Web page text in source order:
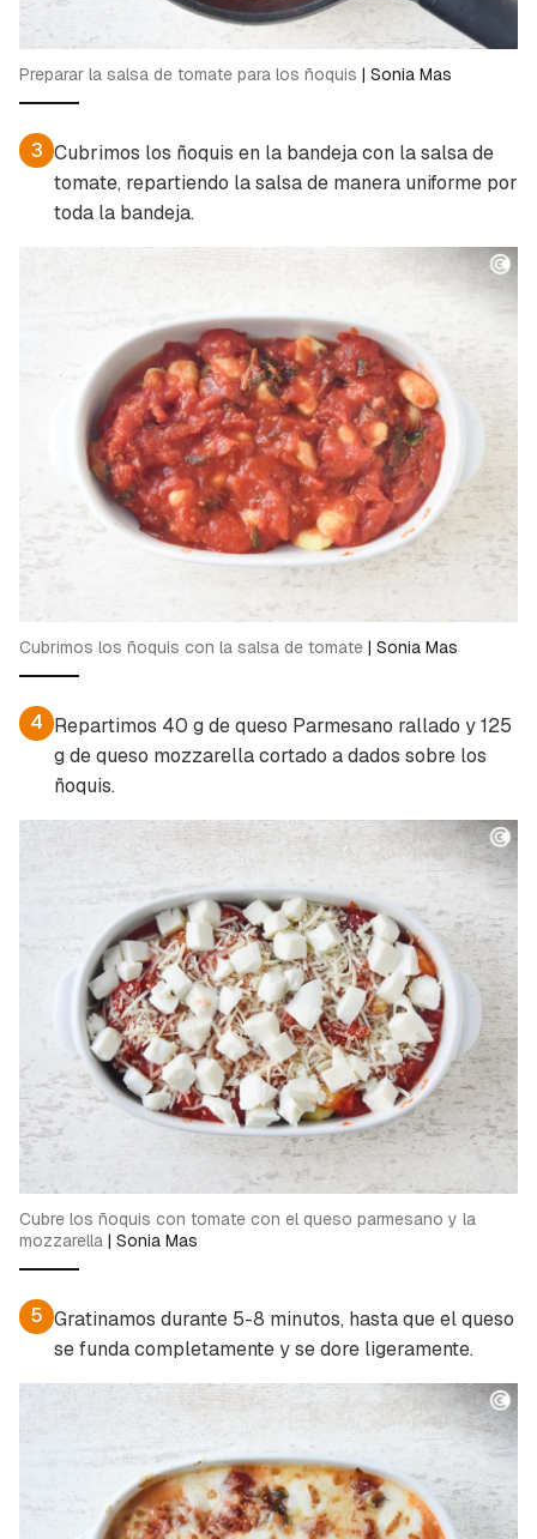
Guardar como favorito
Para poder guardar como favorito, primero has
INICIAR SESIÓN
Preparar la salsa de tomate para los ñoquis | Sonia Mas
3 Cubrimos los ñoquis en la bandeja con la salsa de
tomate, repartiendo la salsa de manera uniforme por
toda la bandeja.
Cubrimos los ñoquis con la salsa de tomate | Sonia Mas
4 Repartimos 40 g de queso Parmesano rallado y 125
g de queso mozzarella cortado a dados sobre los
ñoquis.
Cubre los ñoquis con tomate con el queso parmesano y la
mozzarella | Sonia Mas
5 Gratinamos durante 5-8 minutos, hasta que el queso
se funda completamente y se dore ligeramente.
Contenido enviado
Gracias por suscribirte a nuestro boletín.